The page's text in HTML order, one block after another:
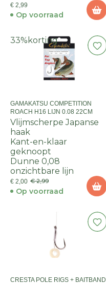
€ 2,99
Op voorraad
33% korting
GAMAKATSU COMPETITION
ROACH H16 LIJN 0.08 22CM
Vlijmscherpe Japanse
haak
Kant-en-klaar
geknoopt
Dunne 0,08
onzichtbare lijn
€ 2,00 € 2,99
Op voorraad
CRESTA POLE RIGS + BAITBAND